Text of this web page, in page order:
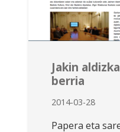
Jakin
berria
2014-03-28
Papera eta